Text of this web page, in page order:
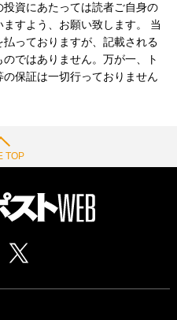
資にあたっては読者ご自身の
すよう、お願い致します。 当
っておりますが、記載される
ではありません。万が一、ト
保証は一切行っておりません
TOP